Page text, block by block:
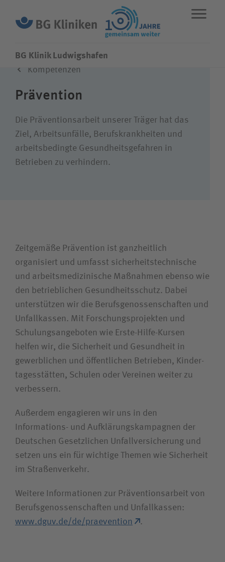
Fachbereiche
Über uns
Suchwert
Ich bin
Patientin / Patient
Besucherin / Besucher
Unfallversicherungsträger
Zuweiserin / Zuweiser
Bewerberin / Bewerber
BG Klinik Ludwigshafen
Kompetenzen
Prävention
Die Präventions­arbeit unserer Träger hat das
Ziel, Arbeits­unfälle, Berufs­krank­heiten und
arbeits­bedingte Gesund­heits­­gefahren in
Betrieben zu verhindern.
Zeitgemäße Prävention ist ganzheitlich
organisiert und umfasst sicherheits­technische
und arbeits­medizinische Maßnahmen ebenso wie
den betrieblichen Gesund­heits­­schutz. Dabei
unterstützen wir die Berufs­genossen­schaften und
Unfall­kassen. Mit Forschungs­­projekten und
Schulungs­­angeboten wie Erste-Hilfe-Kursen
helfen wir, die Sicherheit und Gesundheit in
gewerblichen und öffentlichen Betrieben, Kinder­
tages­stätten, Schulen oder Vereinen weiter zu
verbessern.
Außerdem engagieren wir uns in den
Informations- und Aufklärungs­­kampagnen der
Deutschen Gesetzlichen Unfall­versicherung und
setzen uns ein für wichtige Themen wie Sicherheit
im Straßen­verkehr.
Weitere Informationen zur Präventions­arbeit von
Berufs­­genossen­schaften und Unfall­kassen:
www.dguv.de/de/praevention
.